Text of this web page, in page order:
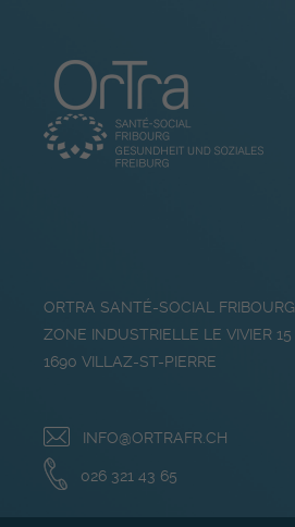
ORTRA SANTÉ-SOCIAL FRIBOURG
ZONE INDUSTRIELLE LE VIVIER 15
1690 VILLAZ-ST-PIERRE
INFO@ORTRAFR.CH
026 321 43 65